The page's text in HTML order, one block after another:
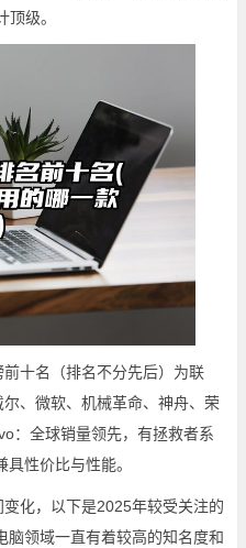
级。
十名（排名不分先后）为联
、微软、机械革命、神舟、荣
：全球销量领先，有拯救者系
性价比与性能。
化，以下是2025年较受关注的
脑领域一直有着较高的知名度和